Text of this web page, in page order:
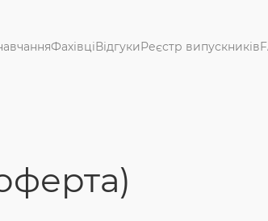
ФахівціВідгукиРеєстр випускників